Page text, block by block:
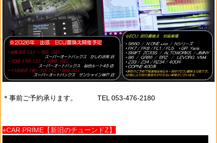
＊事前ご予約承ります。 TEL 053-476-2180
⭐︎CAR PRIME【新旧のチューンドZ】